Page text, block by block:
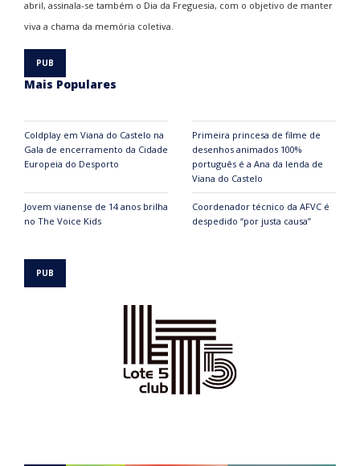
abril, assinala-se também o Dia da Freguesia, com o objetivo de manter
viva a chama da memória coletiva.
Mais Populares
Coldplay em Viana do Castelo na
Gala de encerramento da Cidade
Europeia do Desporto
Primeira princesa de filme de
desenhos animados 100%
português é a Ana da lenda de
Viana do Castelo
Jovem vianense de 14 anos brilha
no The Voice Kids
Coordenador técnico da AFVC é
despedido “por justa causa”